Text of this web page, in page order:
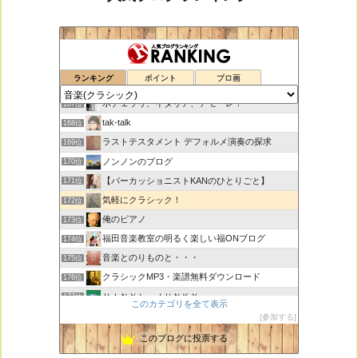
ランキング ポイント ブロ画
思えば遠くへ来たもんだ
166位 室内楽コンサート・レッスンいたします
167位 ボチェッリ、イタリア、アモーレ！
168位 tak-talk
169位 ラストテスタメント デフォルメ演奏の探求
170位 ノンノンのブログ
171位 【パーカッショニストKANのひとりごと】
172位 気軽にクラシック！
173位 俺のピアノ
174位 福田音楽教室の明るく楽しい福ONブログ
175位 音楽とのりものと・・・
176位 クラシックMP3・楽譜無料ダウンロード
177位 ＶＩＮＹＬ ＪＵＮＫＹ
179位 未来の音楽研究所 音楽哲学・思想 平林 遼
このカテゴリを全て表示
参加する
このブログに投票する